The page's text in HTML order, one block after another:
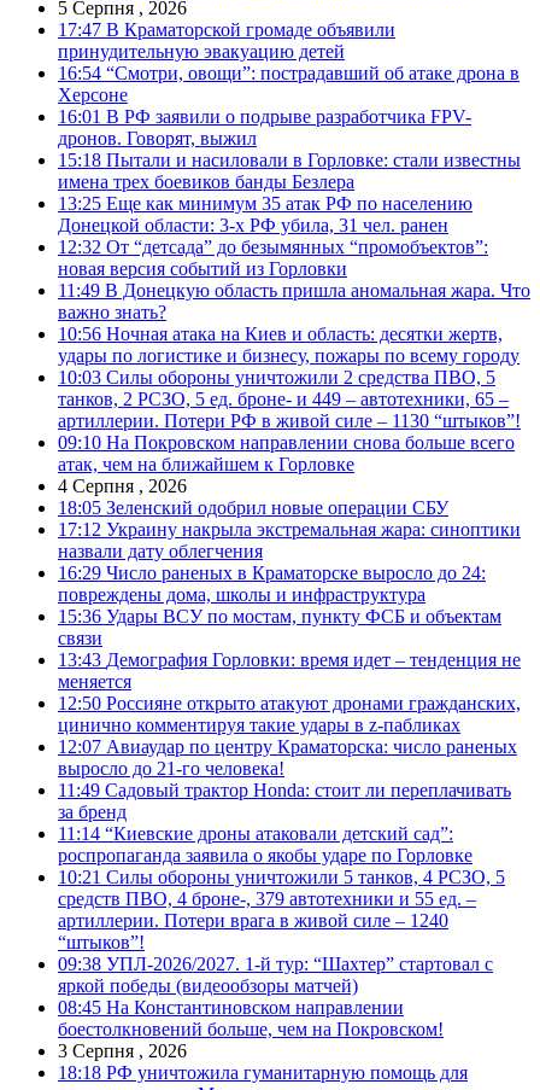
5 Серпня , 2026
17:47 В Краматорской громаде объявили
принудительную эвакуацию детей
16:54 “Смотри, овощи”: пострадавший об атаке дрона в
Херсоне
16:01 В РФ заявили о подрыве разработчика FPV-
дронов. Говорят, выжил
15:18 Пытали и насиловали в Горловке: стали известны
имена трех боевиков банды Безлера
13:25 Еще как минимум 35 атак РФ по населению
Донецкой области: 3-х РФ убила, 31 чел. ранен
12:32 От “детсада” до безымянных “промобъектов”:
новая версия событий из Горловки
11:49 В Донецкую область пришла аномальная жара. Что
важно знать?
10:56 Ночная атака на Киев и область: десятки жертв,
удары по логистике и бизнесу, пожары по всему городу
10:03 Силы обороны уничтожили 2 средства ПВО, 5
танков, 2 РСЗО, 5 ед. броне- и 449 – автотехники, 65 –
артиллерии. Потери РФ в живой силе – 1130 “штыков”!
09:10 На Покровском направлении снова больше всего
атак, чем на ближайшем к Горловке
4 Серпня , 2026
18:05 Зеленский одобрил новые операции СБУ
17:12 Украину накрыла экстремальная жара: синоптики
назвали дату облегчения
16:29 Число раненых в Краматорске выросло до 24:
повреждены дома, школы и инфраструктура
15:36 Удары ВСУ по мостам, пункту ФСБ и объектам
связи
13:43 Демография Горловки: время идет – тенденция не
меняется
12:50 Россияне открыто атакуют дронами гражданских,
цинично комментируя такие удары в z-пабликах
12:07 Авиаудар по центру Краматорска: число раненых
выросло до 21-го человека!
11:49 Садовый трактор Honda: стоит ли переплачивать
за бренд
11:14 “Киевские дроны атаковали детский сад”:
роспропаганда заявила о якобы ударе по Горловке
10:21 Силы обороны уничтожили 5 танков, 4 РСЗО, 5
средств ПВО, 4 броне-, 379 автотехники и 55 ед. –
артиллерии. Потери врага в живой силе – 1240
“штыков”!
09:38 УПЛ-2026/2027. 1-й тур: “Шахтер” стартовал с
яркой победы (видеообзоры матчей)
08:45 На Константиновском направлении
боестолкновений больше, чем на Покровском!
3 Серпня , 2026
18:18 РФ уничтожила гуманитарную помощь для